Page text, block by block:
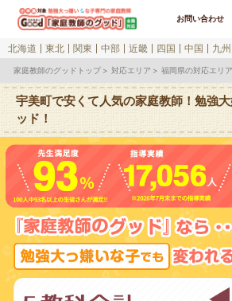
お問い合わせ
北海道 東北 関東 中部 近畿 四国 中国 九州
家庭教師のグッドトップ 対応エリア 福岡県の対応エリア
宇美町で安くて人気の家庭教師！勉強
ッド！